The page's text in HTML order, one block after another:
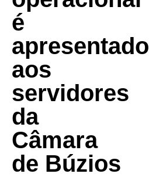
é
apresentado
aos
servidores
da
Câmara
de Búzios